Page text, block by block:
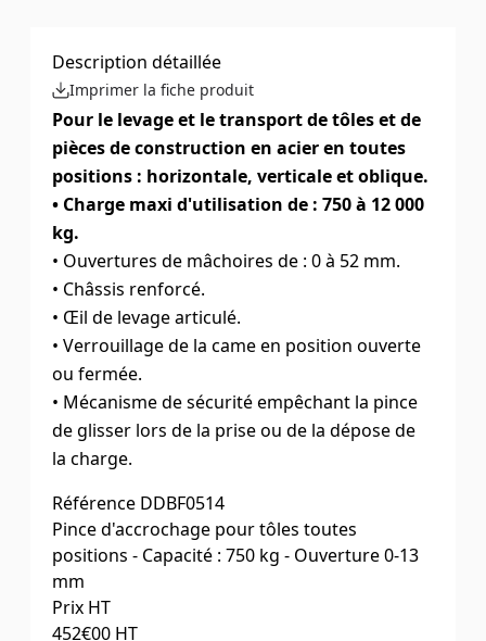
Description détaillée
Imprimer la fiche produit
Pour le levage et le transport de tôles et de
pièces de construction en acier en toutes
positions : horizontale, verticale et oblique.
• Charge maxi d'utilisation de : 750 à 12 000
kg.
• Ouvertures de mâchoires de : 0 à 52 mm.
• Châssis renforcé.
• Œil de levage articulé.
• Verrouillage de la came en position ouverte
ou fermée.
• Mécanisme de sécurité empêchant la pince
de glisser lors de la prise ou de la dépose de
la charge.
Référence DDBF0514
Pince d'accrochage pour tôles toutes
positions - Capacité : 750 kg - Ouverture 0-13
mm
Prix HT
452€00 HT